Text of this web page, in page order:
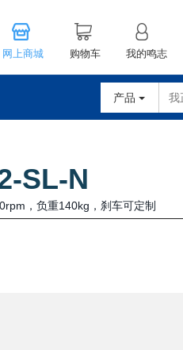
网上商城 购物车 我的鸣志
产品
SL-N
，负重140kg，刹车可定制